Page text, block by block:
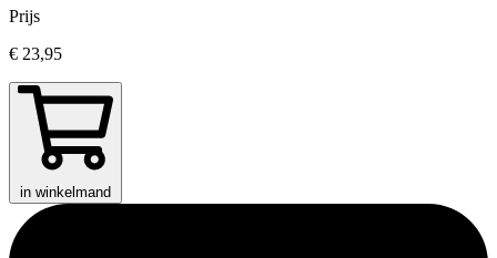
Prijs
€ 23,95
in winkelmand